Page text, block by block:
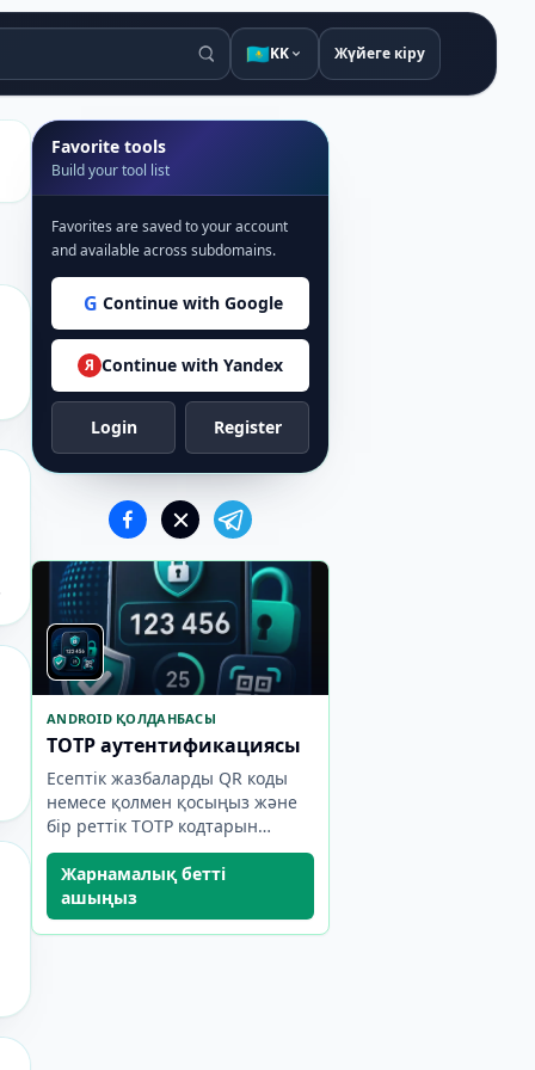
🇰🇿KK Жүйеге кіру
Favorite tools
Build your tool list
Favorites are saved to your account
and available across subdomains.
G Continue with Google
Я Continue with Yandex
Login Register
ANDROID ҚОЛДАНБАСЫ
TOTP аутентификациясы
Есептік жазбаларды QR коды
немесе қолмен қосыңыз және
бір реттік TOTP кодтарын
тікелей құрылғыда жасаңыз.
Жарнамалық бетті
ашыңыз